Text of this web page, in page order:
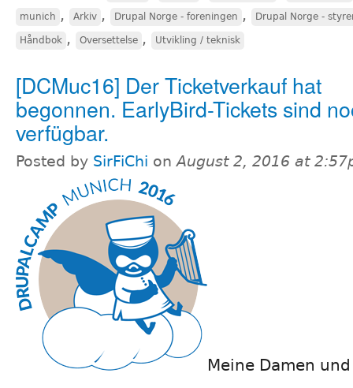
munich , Arkiv , Drupal Norge - foreningen , Drupal Norge -
Håndbok , Oversettelse , Utvikling / teknisk
[DCMuc16] Der Ticketverkauf hat
begonnen. EarlyBird-Tickets sind
verfügbar.
Posted by SirFiChi onAugust 2, 2016 at
Meine Damen